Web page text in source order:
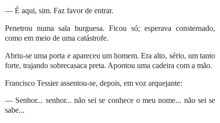
— É aqui, sim. Faz favor de entrar.
Penetrou numa sala burguesa. Ficou só; esperava consternado,
como em meio de uma catástrofe.
Abriu-se uma porta e apareceu um homem. Era alto, sério, um tanto
forte, trajando sobrecasaca preta. Apontou uma cadeira com a mão.
Francisco Tessier assentou-se, depois, em voz arquejante:
— Senhor... senhor... não sei se conhece o meu nome... não sei se
sabe...